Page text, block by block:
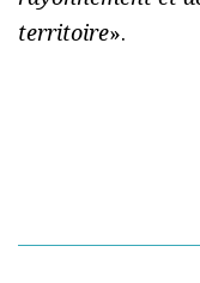
territoire».